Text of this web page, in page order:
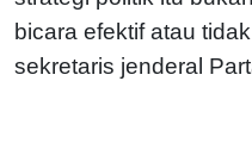
bicara efektif atau
sekretaris jenderal